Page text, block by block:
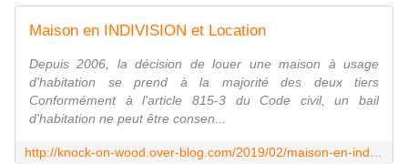
Maison en INDIVISION et Location
Depuis 2006, la décision de louer une maison à usage
d'habitation se prend à la majorité des deux tiers
Conformément à l'article 815-3 du Code civil, un bail
d'habitation ne peut être consen...